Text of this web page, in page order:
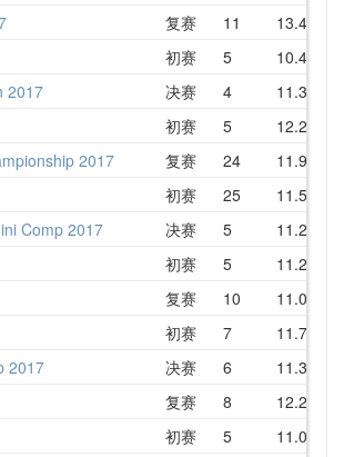
复赛 11 13.44
初赛
5 10.48
2017
决赛 4 11.33
初赛
5 12.26
2017
复赛 24 11.93
初赛
25 11.57
Comp 2017
决赛 5 11.23
初赛
5 11.26
复赛 10 11.02
初赛
7 11.72
2017
决赛 6 11.34
复赛
8 12.27
初赛
5 11.07